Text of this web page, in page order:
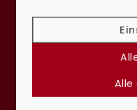
Ich war mitAlle